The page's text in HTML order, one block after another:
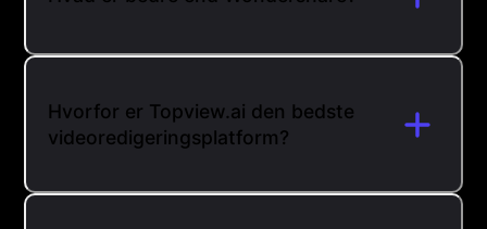
Hvorfor er Topview.ai den bedste
videoredigeringsplatform?